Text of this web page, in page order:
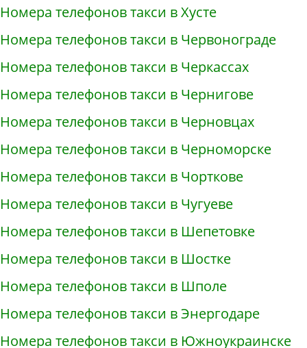
Номера телефонов такси в Хусте
Номера телефонов такси в Червонограде
Номера телефонов такси в Черкассах
Номера телефонов такси в Чернигове
Номера телефонов такси в Черновцах
Номера телефонов такси в Черноморске
Номера телефонов такси в Чорткове
Номера телефонов такси в Чугуеве
Номера телефонов такси в Шепетовке
Номера телефонов такси в Шостке
Номера телефонов такси в Шполе
Номера телефонов такси в Энергодаре
Номера телефонов такси в Южноукраинске